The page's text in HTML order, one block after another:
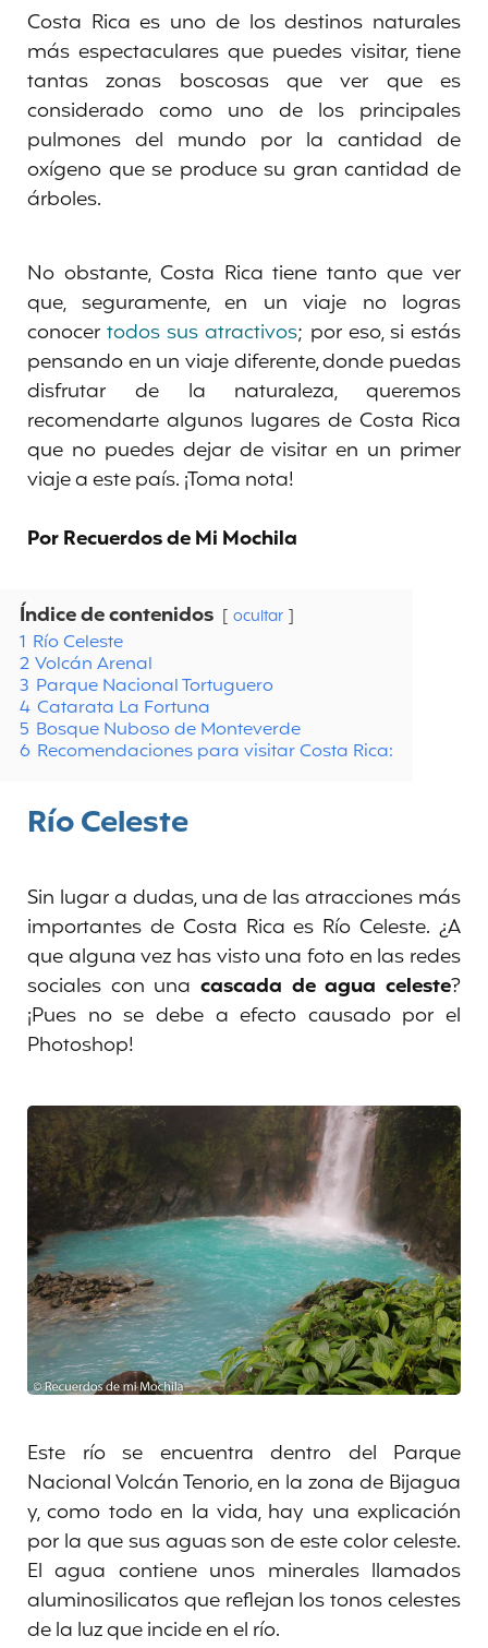
Costa Rica es uno de los destinos naturales
más espectaculares que puedes visitar, tiene
tantas zonas boscosas que ver que es
considerado como uno de los principales
pulmones del mundo por la cantidad de
oxígeno que se produce su gran cantidad de
árboles.
No obstante, Costa Rica tiene tanto que ver
que, seguramente, en un viaje no logras
conocertodos sus atractivos; por eso, si estás
pensando en un viaje diferente, donde puedas
disfrutar de la naturaleza, queremos
recomendarte algunos lugares de Costa Rica
que no puedes dejar de visitar en un primer
viaje a este país. ¡Toma nota!
Por Recuerdos de Mi Mochila
Índice de contenidos ocultar
1 Río Celeste
2 Volcán Arenal
3 Parque Nacional Tortuguero
4 Catarata La Fortuna
5 Bosque Nuboso de Monteverde
6 Recomendaciones para visitar Costa Rica:
Río Celeste
Sin lugar a dudas, una de las atracciones más
importantes de Costa Rica es Río Celeste. ¿A
que alguna vez has visto una foto en las redes
sociales con una cascada de agua celeste?
¡Pues no se debe a efecto causado por el
Photoshop!
Este río se encuentra dentro del Parque
Nacional Volcán Tenorio, en la zona de Bijagua
y, como todo en la vida, hay una explicación
por la que sus aguas son de este color celeste.
El agua contiene unos minerales llamados
aluminosilicatos que reflejan los tonos celestes
de la luz que incide en el río.